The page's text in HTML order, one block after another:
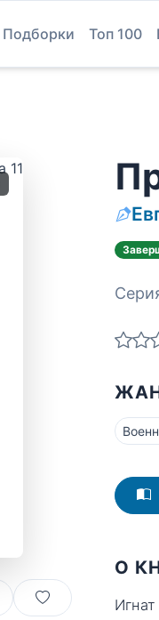
Подборки Топ 100
О